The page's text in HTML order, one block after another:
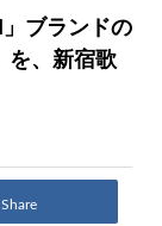
ブランドの
を、新宿歌
Share